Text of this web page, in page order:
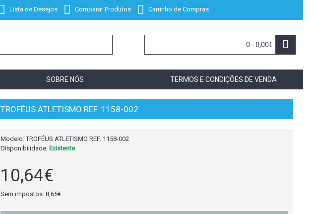
Lista de Desejos Comparar Produtos Carrinho de Compras
0 - 0,00€
SOBRE NÓS TERMOS E CONDIÇÕES DE VENDA
TROFÉUS ATLETISMO REF. 1158-002
Modelo:TROFÉUS ATLETISMO REF. 1158-002
Disponibilidade: Existente
10,64€
Sem impostos: 8,65€